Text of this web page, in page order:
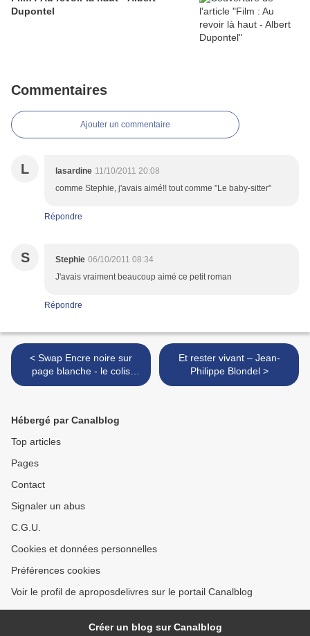
Dupontel
Commentaires
Ajouter un commentaire
L lasardine 11/10/2011 20:08
comme Stephie, j'avais aimé!! tout comme "Le baby-sitter"
Répondre
S Stephie 06/10/2011 08:34
J'avais vraiment beaucoup aimé ce petit roman
Répondre
< Swap Encre noire sur
page blanche - le colis
dévoilé !
Et rester vivant – Jean-
Philippe Blondel >
Hébergé par Canalblog
Top articles
Pages
Contact
Signaler un abus
C.G.U.
Cookies et données personnelles
Préférences cookies
Voir le profil de aproposdelivres sur le portail Canalblog
Créer un blog sur Canalblog